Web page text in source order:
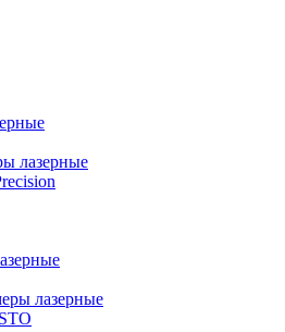
лазерные
лазерные